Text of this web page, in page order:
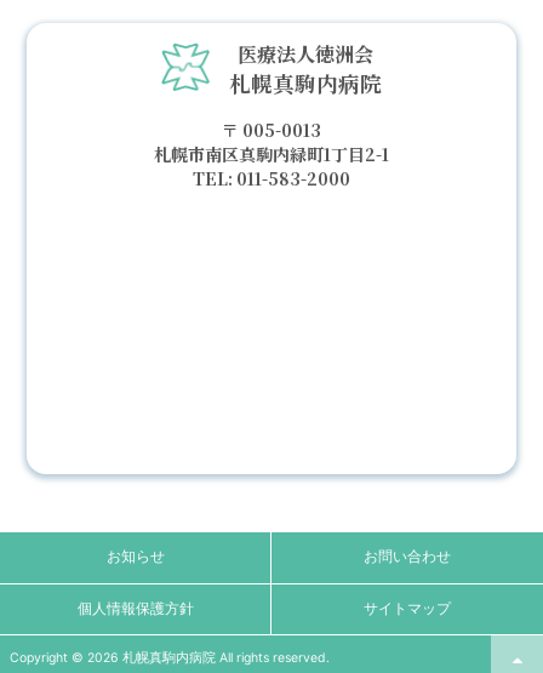
医療法人徳洲会
札幌真駒内病院
005-0013
札幌市南区真駒内緑町1丁目2-1
011-583-2000
お知らせ お問い合わせ
個人情報保護方針 サイトマップ
Copyright © 2026 札幌真駒内病院 All rights reserved.